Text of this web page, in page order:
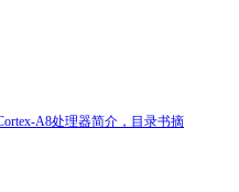
A8处理器简介，目录书摘